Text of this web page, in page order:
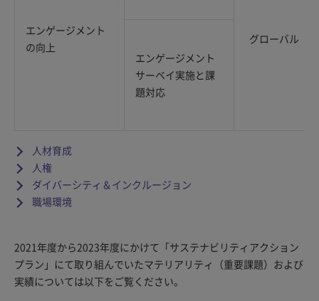
エンゲージメント
の向上
グローバル
エンゲージメント
サーベイ実施と課
題対応
人材育成
人権
ダイバーシティ＆インクルージョン
職場環境
2021年度から2023年度にかけて「サステナビリティアクション
プラン」にて取り組んでいたマテリアリティ（重要課題）および
実績については以下をご覧ください。